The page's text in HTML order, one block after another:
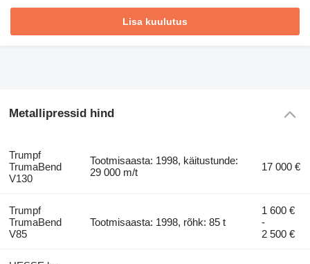
Lisa kuulutus
Metallipressid hind
Trumpf
TrumaBend
V130
Tootmisaasta: 1998, käitustunde:
29 000 m/t
17 000 €
Trumpf
TrumaBend
V85
Tootmisaasta: 1998, rõhk: 85 t
1 600 €
-
2 500 €